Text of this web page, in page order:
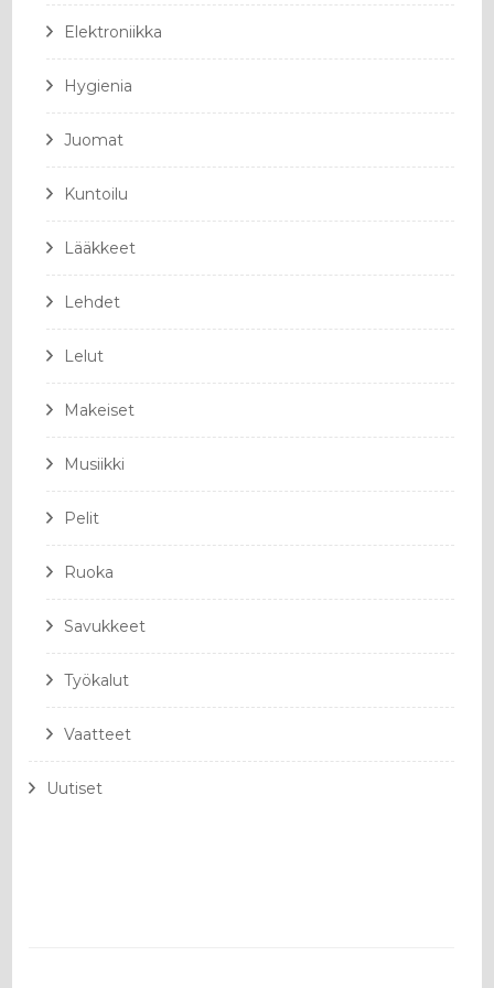
Elektroniikka
Hygienia
Juomat
Kuntoilu
Lääkkeet
Lehdet
Lelut
Makeiset
Musiikki
Pelit
Ruoka
Savukkeet
Työkalut
Vaatteet
Uutiset